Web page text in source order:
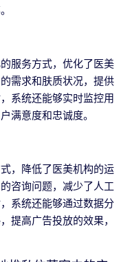
服务方式，优化了医美
需求和肤质状况，提供
系统还能够实时监控用
满意度和忠诚度。
，降低了医美机构的运
咨询问题，减少了人工
系统还能够通过数据分
提高广告投放的效果，